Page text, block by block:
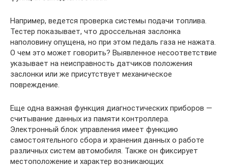
Например, ведется проверка системы подачи топлива.
Тестер показывает, что дроссельная заслонка
наполовину опущена, но при этом педаль газа не нажата.
О чем это может говорить? Выявленное несоответствие
указывает на неисправность датчиков положения
заслонки или же присутствует механическое
повреждение.
Еще одна важная функция диагностических приборов —
считывание данных из памяти контроллера.
Электронный блок управления имеет функцию
самостоятельного сбора и хранения данных о работе
различных систем автомобиля. Также он фиксирует
местоположение и характер возникающих